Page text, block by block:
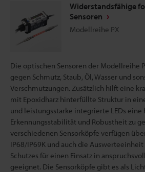
Widerstandsfähige
Sensoren
Modellreihe PX
Die optischen Sensoren der Modellreihe
gegen Schmutz, Staub, Öl, Wasser und
Verschmutzungen. Zusätzlich hilft eine
mit Epoxidharz hinterfüllte Struktur in
und leistungsstarke integrierte LEDs eine
Erkennungsstabilität und Robustheit zu
verschiedenen Sensorköpfe verfügen
IP68/IP69K und auch die Auswerteeinheit
Schutzes für einen Einsatz in
geeignet. Die Sensorköpfe gibt es als